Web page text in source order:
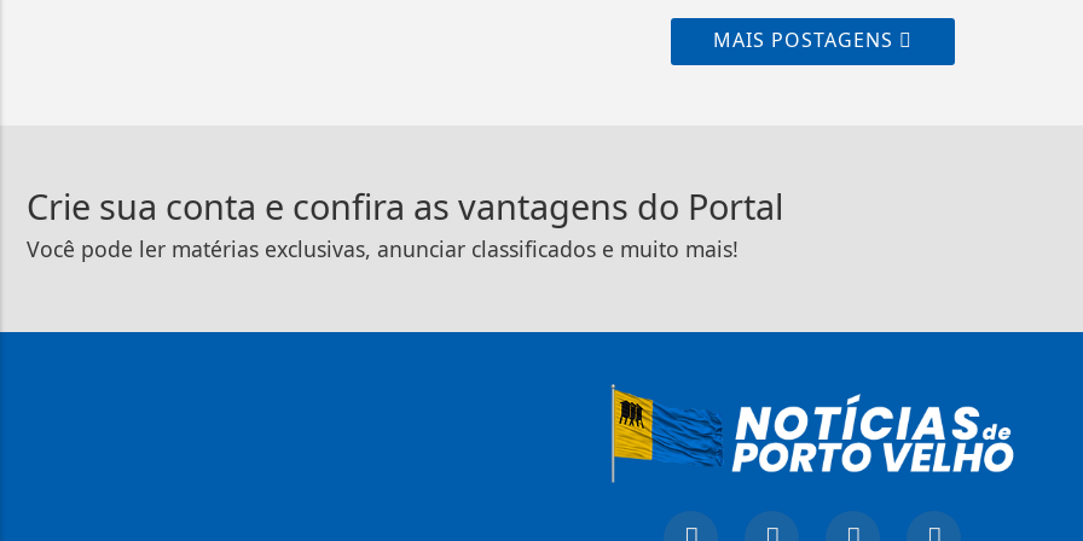
MAIS POSTAGENS
Crie sua conta e confira as vantagens do Portal
Você pode ler matérias exclusivas, anunciar classificados e muito mais!